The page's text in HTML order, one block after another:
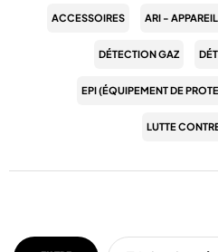
ACCESSOIRES ARI -
DÉTECTION GAZ
EPI (ÉQUIPEMENT DE
LUTTE